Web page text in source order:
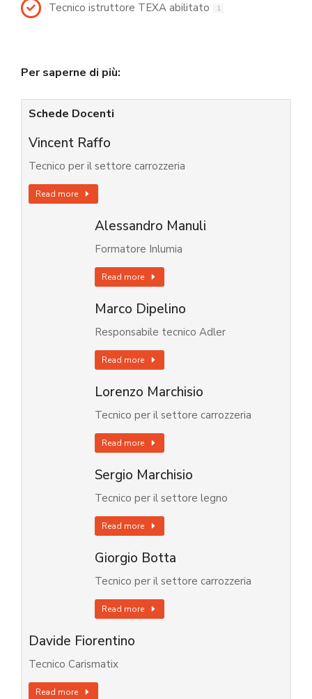
Tecnico istruttore TEXA abilitato 1
Per saperne di più:
Schede Docenti
Vincent Raffo
Tecnico per il settore carrozzeria
Read more
Alessandro Manuli
Formatore Inlumia
Read more
Marco Dipelino
Responsabile tecnico Adler
Read more
Lorenzo Marchisio
Tecnico per il settore carrozzeria
Read more
Sergio Marchisio
Tecnico per il settore legno
Read more
Giorgio Botta
Tecnico per il settore carrozzeria
Read more
Davide Fiorentino
Tecnico Carismatix
Read more